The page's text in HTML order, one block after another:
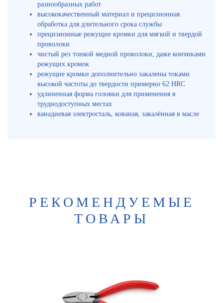
разнообразных работ
высококачественный материал и прецизионная
обработка для длительного срока службы
прецизионные режущие кромки для мягкой и твердой
проволоки
чистый рез тонкой медной проволоки, даже кончиками
режущих кромок
режущие кромки дополнительно закалены токами
высокой частоты до твердости примерно 62 HRC
удлиненная форма головки для применения в
труднодоступных местах
ванадиевая электросталь, кованая, закалённая в масле
РЕКОМЕНДУЕМЫЕ
ТОВАРЫ